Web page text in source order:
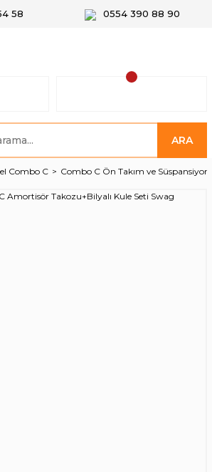
58 0554 390 88 90
ARA
Combo C Combo C Ön Takım ve Süspansiyon